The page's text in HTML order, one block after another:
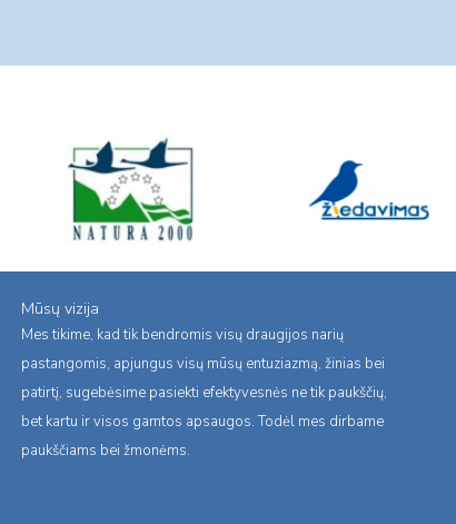
Mūsų vizija
Mes tikime, kad tik bendromis visų draugijos narių
pastangomis, apjungus visų mūsų entuziazmą, žinias bei
patirtį, sugebėsime pasiekti efektyvesnės ne tik paukščių,
bet kartu ir visos gamtos apsaugos. Todėl mes dirbame
paukščiams bei žmonėms.